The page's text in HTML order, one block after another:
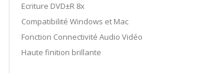
Ecriture DVD±R 8x
Compatibilité Windows et Mac
Fonction Connectivité Audio Vidéo
Haute finition brillante